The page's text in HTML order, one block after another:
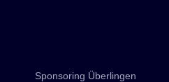
Sponsoring Überlingen